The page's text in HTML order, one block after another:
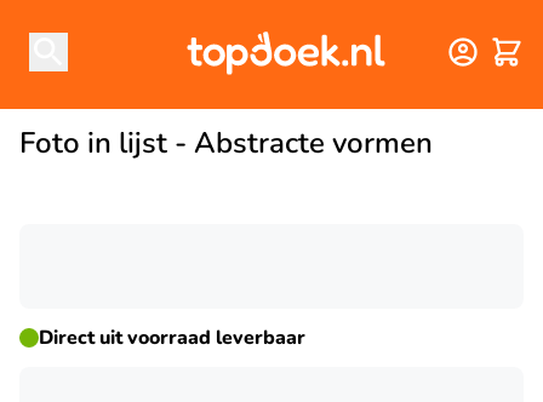
Foto in lijst - Abstracte vormen
Direct uit voorraad leverbaar